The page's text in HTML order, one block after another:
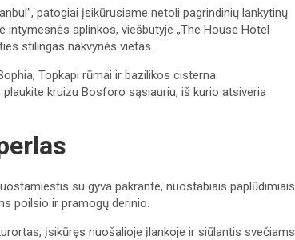
patogiai įsikūrusiame netoli pagrindinių lankytinų
intymesnės aplinkos, viešbutyje „The House Hotel
stilingas nakvynės vietas.
Topkapi rūmai ir bazilikos cisterna.
kruizu Bosforo sąsiauriu, iš kurio atsiveria
su gyva pakrante, nuostabiais paplūdimiais
poilsio ir pramogų derinio.
įsikūręs nuošalioje įlankoje ir siūlantis svečiams